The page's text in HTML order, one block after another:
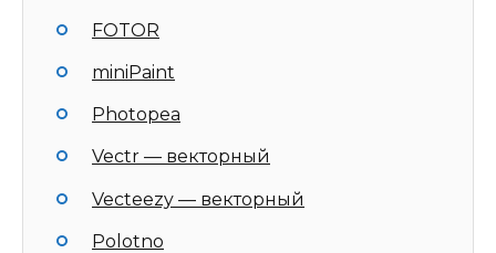
FOTOR
miniPaint
Photopea
Vectr — векторный
Vecteezy — векторный
Polotno